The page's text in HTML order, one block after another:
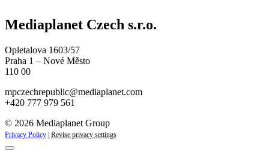
Mediaplanet Czech s.r.o.
Opletalova 1603/57
Praha 1 – Nové Město
110 00
mpczechrepublic@mediaplanet.com
+420 777 979 561
© 2026 Mediaplanet Group
Privacy Policy | Revise privacy settings